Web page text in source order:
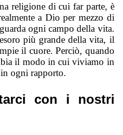
religione di cui far parte, è
a Dio per mezzo di
ogni campo della vita.
più grande della vita, il
il cuore. Perciò, quando
il modo in cui viviamo in
ogni rapporto.
con i nostri